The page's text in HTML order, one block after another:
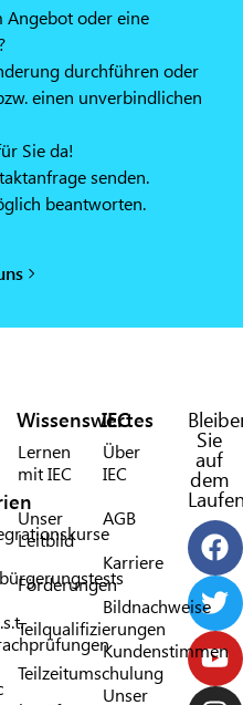
Angebot oder eine
durchführen oder
einen unverbindlichen
Sie da!
senden.
beantworten.
Wissenswertes
Lernen
mit IEC​
Unser
Leitbild
Förderungen​
Teilqualifizierungen
Teilzeitumschulung
IEC
Über
IEC​
AGB
Karriere
Bildnachweise
Kundenstimmen
Unser
Sie
auf
dem